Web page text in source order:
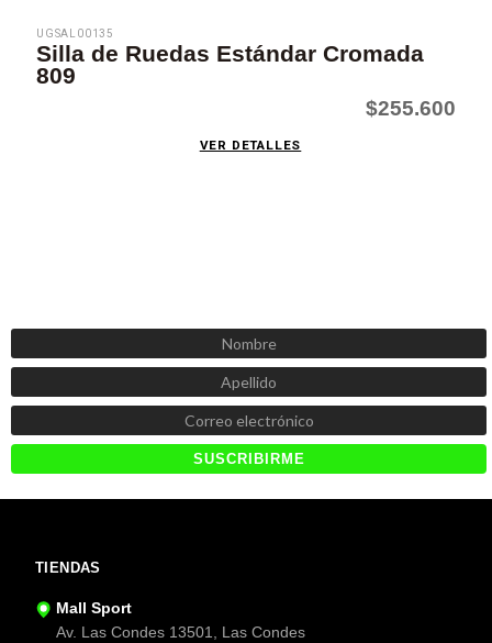
UGSAL00135
Silla de Ruedas Estándar Cromada
809
$255.600
VER DETALLES
TIENDAS
Mall Sport
Av. Las Condes 13501, Las Condes